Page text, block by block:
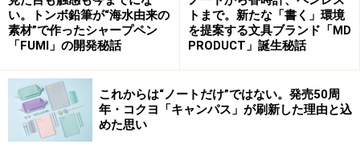
Collection』（朝日ソノラマ刊）の第1巻を友人の家で読
んだ時の衝撃は忘れられません。発表から11年後なので
遅ればせながらのファンではあるのですが、映画の第一
作も、その友人と映画館に見に行きました。
「富江 Smirk」の内側。裏地のデザインとポケットのギミッ
クに注目
い。トンボ鉛筆が“海水由来の
素材”で作ったシャープペン
「FUMI」の開発秘話
トまで。新たな「書く」環境
を提案する文具ブランド「MD
PRODUCT」誕生秘話
これからは“ノートだけ”ではない。発売50周
年・コクヨ「キャンパス」が刷新した理由と込
めた思い